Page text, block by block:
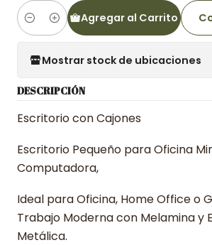
Cantidad
Agregar al Carrito
Mostrar stock de ubicaciones
DESCRIPCIÓN
Escritorio con Cajones
Escritorio Pequeño para Oficina
Computadora,
Ideal para Oficina, Home Office o
Trabajo Moderna con Melamina y
Metálica.